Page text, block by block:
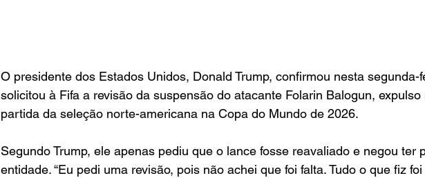
O presidente dos Estados Unidos, Donald Trump, confirmou nesta segunda-
solicitou à Fifa a revisão da suspensão do atacante Folarin Balogun, expulso
partida da seleção norte-americana na Copa do Mundo de 2026.
Segundo Trump, ele apenas pediu que o lance fosse reavaliado e negou ter
entidade. “Eu pedi uma revisão, pois não achei que foi falta. Tudo o que fiz